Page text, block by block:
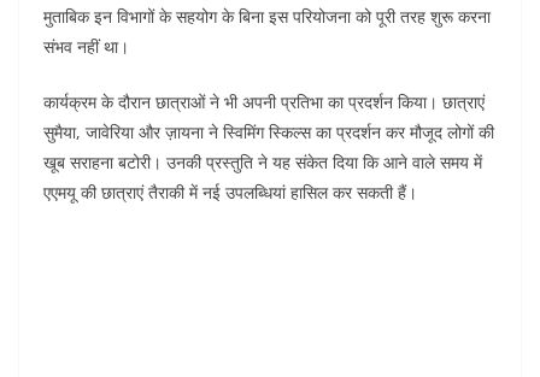
मुताबिक इन विभागों के सहयोग के बिना इस परियोजना को पूरी तरह शुरू करना
संभव नहीं था।
कार्यक्रम के दौरान छात्राओं ने भी अपनी प्रतिभा का प्रदर्शन किया। छात्राएं
सुमैया, जावेरिया और ज़ायना ने स्विमिंग स्किल्स का प्रदर्शन कर मौजूद लोगों की
खूब सराहना बटोरी। उनकी प्रस्तुति ने यह संकेत दिया कि आने वाले समय में
एएमयू की छात्राएं तैराकी में नई उपलब्धियां हासिल कर सकती हैं।